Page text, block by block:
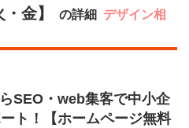
金】 の詳細
デザイン相
SEO・web集客で中小企
ト！【ホームページ無料